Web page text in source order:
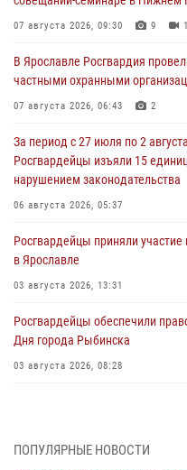
07 августа 2026, 09:30 9 1
В Ярославле Росгвардия
частными охранными
07 августа 2026, 06:43 2
За период с 27 июля по 2
Росгвардейцы изъяли 15
нарушением законодательства
06 августа 2026, 05:37
Росгвардейцы приняли
в Ярославле
03 августа 2026, 13:31
Росгвардейцы обеспечили
Дня города Рыбинска
03 августа 2026, 08:28
03 августа 2026, 07:24
ПОПУЛЯРНЫЕ НОВОСТИ